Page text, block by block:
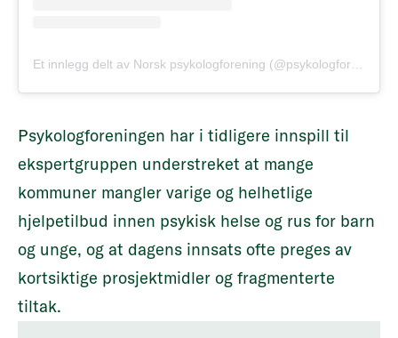
Et innlegg delt av Norsk psykologforening (@psykologforeningen)
Psykologforeningen har i tidligere innspill til
ekspertgruppen understreket at mange
kommuner mangler varige og helhetlige
hjelpetilbud innen psykisk helse og rus for barn
og unge, og at dagens innsats ofte preges av
kortsiktige prosjektmidler og fragmenterte
tiltak.